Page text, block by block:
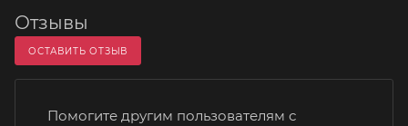
Отзывы
ОСТАВИТЬ ОТЗЫВ
Помогите другим пользователям с